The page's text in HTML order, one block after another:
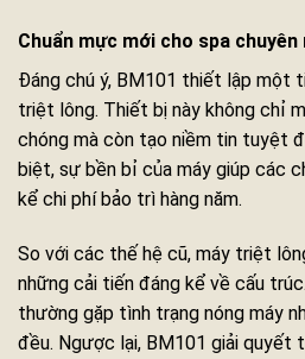
Chuẩn mực mới cho spa chuyên
Đáng chú ý, BM101 thiết lập một
triệt lông. Thiết bị này không chỉ
chóng mà còn tạo niềm tin tuyệt
biệt, sự bền bỉ của máy giúp các
kể chi phí bảo trì hàng năm.
So với các thế hệ cũ, máy triệt
những cải tiến đáng kể về cấu
thường gặp tình trạng nóng máy
đều. Ngược lại, BM101 giải quyết